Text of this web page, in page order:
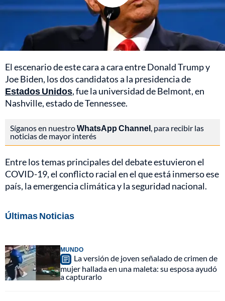
El escenario de este cara a cara entre Donald Trump y
Joe Biden, los dos candidatos a la presidencia de
Estados Unidos, fue la universidad de Belmont, en
Nashville, estado de Tennessee.
Síganos en nuestroWhatsApp Channel , para recibir las
noticias de mayor interés
Entre los temas principales del debate estuvieron el
COVID-19, el conflicto racial en el que está inmerso ese
país, la emergencia climática y la seguridad nacional.
Últimas Noticias
MUNDO
La versión de joven señalado de crimen de
mujer hallada en una maleta: su esposa ayudó
a capturarlo